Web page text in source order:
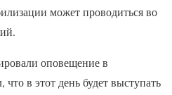
может проводиться во
оповещение в
в этот день будет выступать